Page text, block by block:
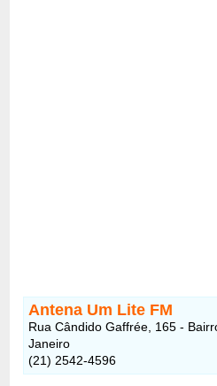
Antena Um Lite FM
Rua Cândido Gaffrée, 165 -
Janeiro
(21) 2542-4596